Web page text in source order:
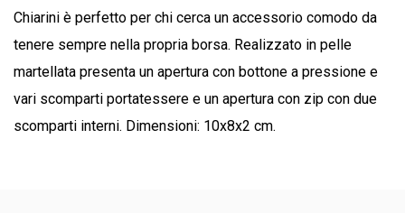
Chiarini è perfetto per chi cerca un accessorio comodo da
tenere sempre nella propria borsa. Realizzato in pelle
martellata presenta un apertura con bottone a pressione e
vari scomparti portatessere e un apertura con zip con due
scomparti interni. Dimensioni: 10x8x2 cm.